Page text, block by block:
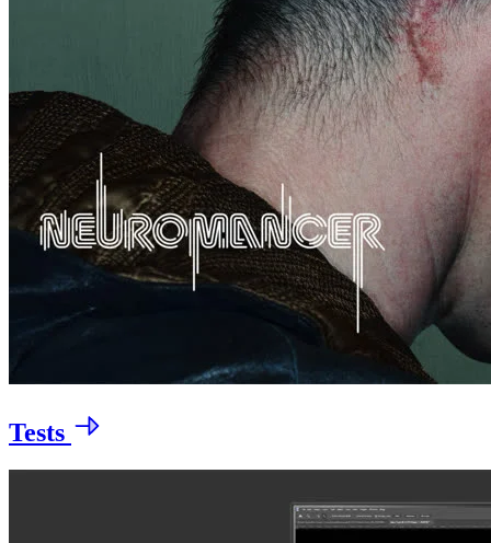
Tests